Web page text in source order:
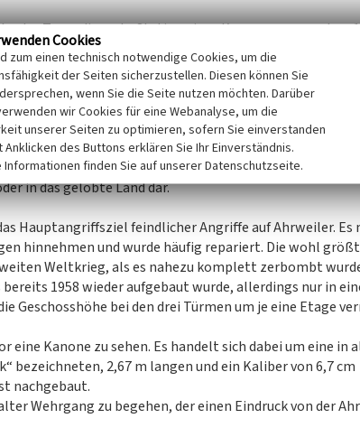
des Tores die erste Station eines Kreuzweges aus dem
kann jedoch nach seiner Restaurierung zwischen
Heute findet sich eine Replik dieses
dem Jahr 1542. Hinweise darauf gibt der Schlussstein,
wurde in Ahrweiler ein Kreuzweg mit sieben
führte. Auf dem Weg versuchten die Gläubigen
oder meditierend abschritten. Das Relief besteht aus
Das Hochrelief zeigt den Fußfall Christi vor Veronik, das
in das gelobte Land dar.
Hauptangriffsziel feindlicher Angriffe auf Ahrweiler. Es
hinnehmen und wurde häufig repariert. Die wohl
Weltkrieg, als es nahezu komplett zerbombt
1958 wieder aufgebaut wurde, allerdings nur in
Geschosshöhe bei den drei Türmen um je eine Etage
eine Kanone zu sehen. Es handelt sich dabei um eine in
bezeichneten, 2,67 m langen und ein Kaliber von 6,7 cm
nachgebaut.
Wehrgang zu begehen, der einen Eindruck von der
Cookies
zum einen technisch notwendige Cookies, um die
der Seiten sicherzustellen. Diesen können Sie
wenn Sie die Seite nutzen möchten. Darüber
wir Cookies für eine Webanalyse, um die
unserer Seiten zu optimieren, sofern Sie einverstanden
Anklicken des Buttons erklären Sie Ihr Einverständnis.
Informationen finden Sie auf unserer Datenschutzseite.